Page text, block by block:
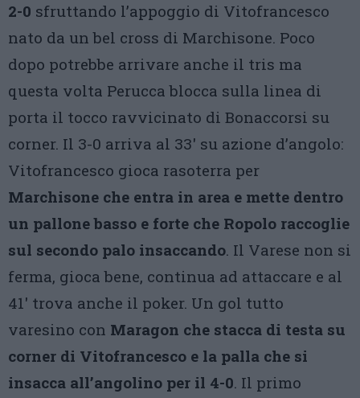
2-0 sfruttando l’appoggio di Vitofrancesco
nato da un bel cross di Marchisone. Poco
dopo potrebbe arrivare anche il tris ma
questa volta Perucca blocca sulla linea di
porta il tocco ravvicinato di Bonaccorsi su
corner. Il 3-0 arriva al 33′ su azione d’angolo:
Vitofrancesco gioca rasoterra per
Marchisone che entra in area e mette dentro
un pallone basso e forte che Ropolo raccoglie
sul secondo palo insaccando. Il Varese non si
ferma, gioca bene, continua ad attaccare e al
41′ trova anche il poker. Un gol tutto
varesino con Maragon che stacca di testa su
corner di Vitofrancesco e la palla che si
insacca all’angolino per il 4-0. Il primo